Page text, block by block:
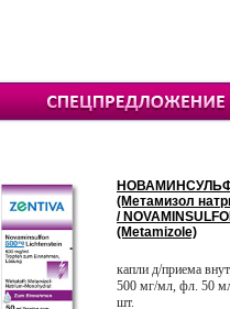
(Метамизол
/
(Metamizole)
капли д/приема
500 мг/мл, фл. 50
шт.